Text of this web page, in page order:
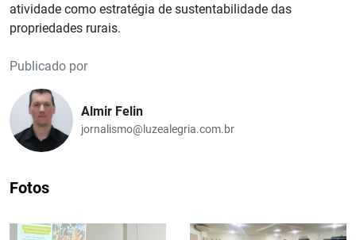
atividade como estratégia de sustentabilidade das
propriedades rurais.
Publicado por
Almir Felin
jornalismo@luzealegria.com.br
Fotos